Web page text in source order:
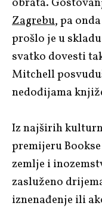
Zagrebu, pa
prošlo je u
svatko dovesti
Mitchell
nedođijama
Iz najširih
premijeru
zemlje i
zasluženo
iznenađenje ili